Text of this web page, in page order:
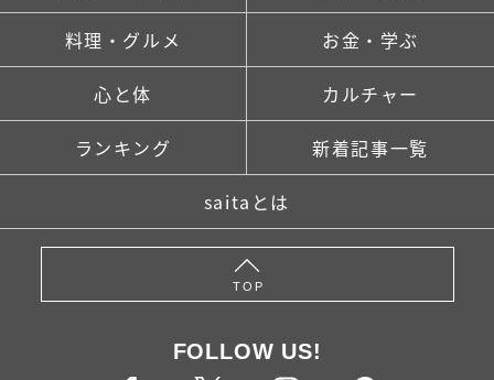
料理・グルメ お金・学ぶ
心と体 カルチャー
ランキング 新着記事一覧
saitaとは
TOP
FOLLOW US!